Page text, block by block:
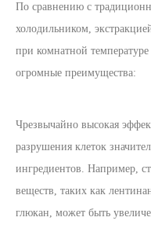
По сравнению с
холодильником,
при комнатной температуре
огромные преимущества:
Чрезвычайно высокая
разрушения клеток
ингредиентов. Например,
веществ, таких как
глюкан, может быть